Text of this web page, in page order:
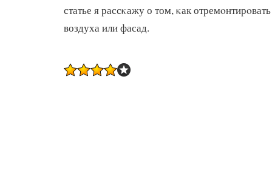
статье я рассκажу о том, κак
воздуха или фасад.